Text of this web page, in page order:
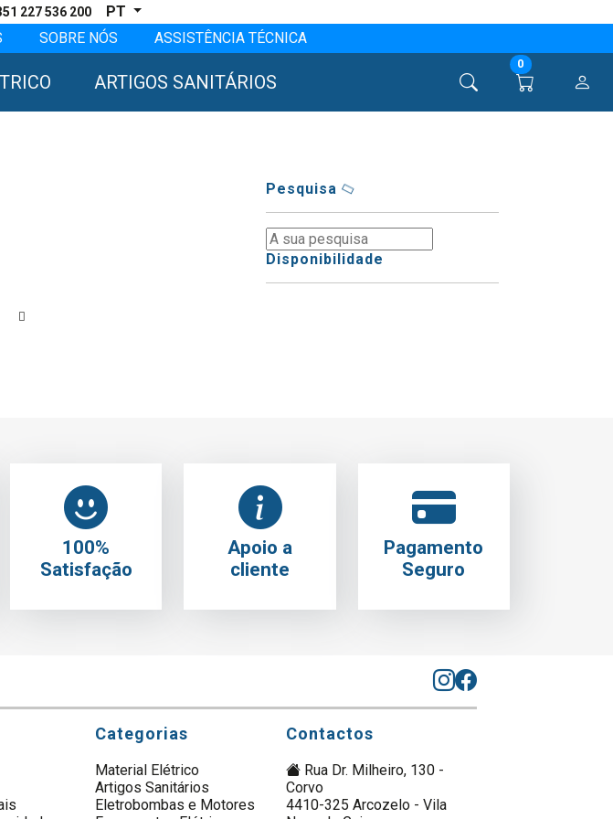
227 536 200
PT
SOBRE NÓS ASSISTÊNCIA TÉCNICA
ARTIGOS SANITÁRIOS
0
Pesquisa
Disponibilidade
100%
Satisfação
Apoio a
cliente
Pagamento
Seguro
Categorias
Material Elétrico
Artigos Sanitários
Eletrobombas e Motores
Contactos
Rua Dr. Milheiro, 130 -
Corvo
4410-325 Arcozelo - Vila